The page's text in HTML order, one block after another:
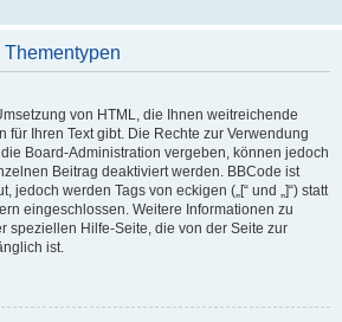
Thementypen
von HTML, die Ihnen weitreichende
für Ihren Text gibt. Die Rechte zur Verwendung
Board-Administration vergeben, können jedoch
Beitrag deaktiviert werden. BBCode ist
jedoch werden Tags von eckigen („[“ und „]“) statt
eingeschlossen. Weitere Informationen zu
speziellen Hilfe-Seite, die von der Seite zur
ist.